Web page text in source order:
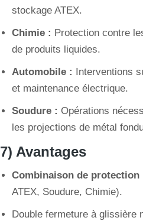
stockage ATEX.
Chimie : Protection contre
de produits liquides.
Automobile : Interventions
et maintenance électrique.
Soudure : Opérations
les projections de métal
7) Avantages
Combinaison de protection
ATEX, Soudure, Chimie).
Double fermeture à glissière